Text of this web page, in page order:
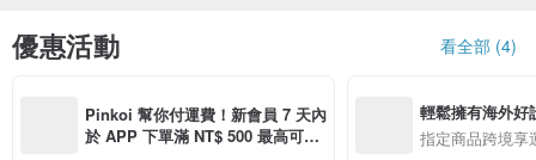
優惠活動 看全部 (4)
Pinkoi 幫你付運費！新會員 7 天內
於 APP 下單滿 NT$ 500 最高可折
輕鬆擁有海外好
指定商品跨境享